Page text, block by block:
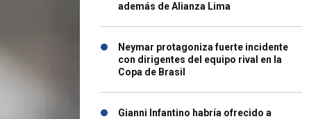
además de Alianza Lima
Neymar protagoniza fuerte incidente
con dirigentes del equipo rival en la
Copa de Brasil
Gianni Infantino habría ofrecido a